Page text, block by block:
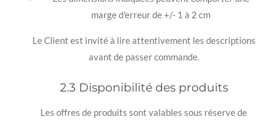
marge d'erreur de +/- 1 à 2 cm
Le Client est invité à lire attentivement les descriptions
avant de passer commande.
2.3 Disponibilité des produits
Les offres de produits sont valables sous réserve de